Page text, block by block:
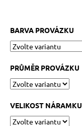
BARVA PROVÁZKU
PRŮMĚR PROVÁZKU
VELIKOST NÁRAMKU
m
e
KABBALAH
KROUŽEK
AG925
129
Kč